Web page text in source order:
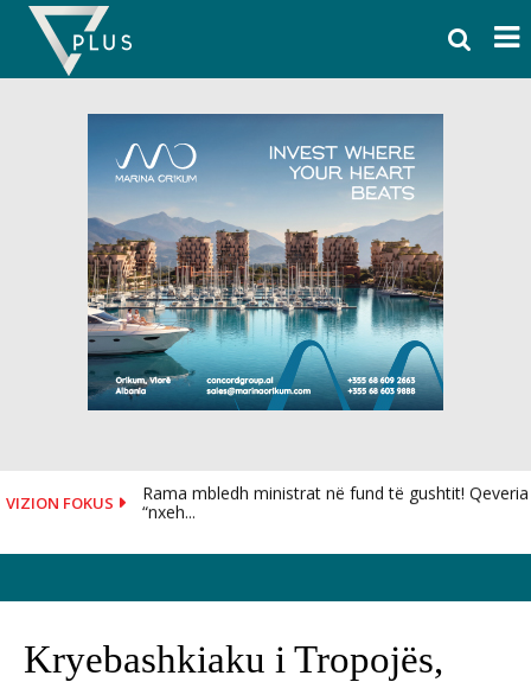
Skip
content
VIZION FOKUS
Rama mbledh ministrat në fund të gushtit! Qeveria
“nxeh...
Kryebashkiaku i Tropojës,